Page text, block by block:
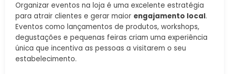
Organizar eventos na loja é uma excelente estratégia
para atrair clientes e gerar maior engajamento local.
Eventos como lançamentos de produtos, workshops,
degustações e pequenas feiras criam uma experiência
única que incentiva as pessoas a visitarem o seu
estabelecimento.